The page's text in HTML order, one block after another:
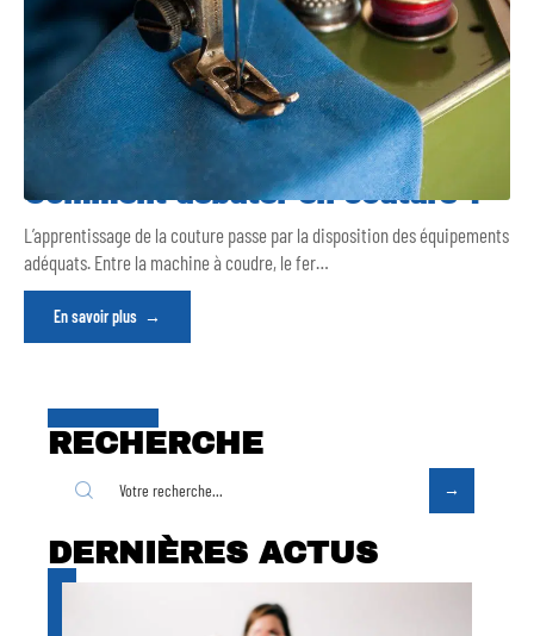
Comment débuter en couture ?
L’apprentissage de la couture passe par la disposition des équipements
adéquats. Entre la machine à coudre, le fer…
En savoir plus
RECHERCHE
DERNIÈRES ACTUS